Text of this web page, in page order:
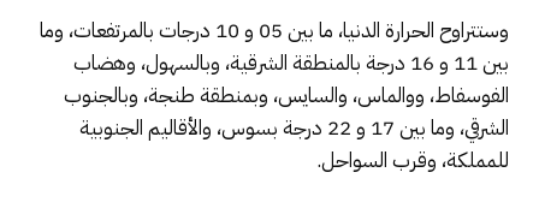
وستتراوح الحرارة الدنيا، ما بين 05 و 10 درجات بالمرتفعات، وما
بين 11 و 16 درجة بالمنطقة الشرقية، وبالسهول، وهضاب
الفوسفاط، ووالماس، والسايس، وبمنطقة طنجة، وبالجنوب
الشرقي، وما بين 17 و 22 درجة بسوس، والأقاليم الجنوبية
للمملكة، وقرب السواحل.